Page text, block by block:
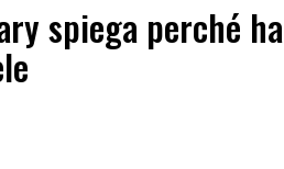
spiega perché ha